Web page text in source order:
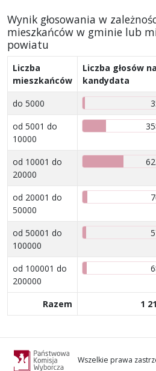
Wynik głosowania w
mieszkańców w gminie lub
powiatu
Liczba
mieszkańców
Liczba głosów na
kandydata
do 5000
od 5001 do
10000
od 10001 do
20000
od 20001 do
50000
od 50001 do
100000
od 100001 do
200000
Razem 1
Wszelkie prawa